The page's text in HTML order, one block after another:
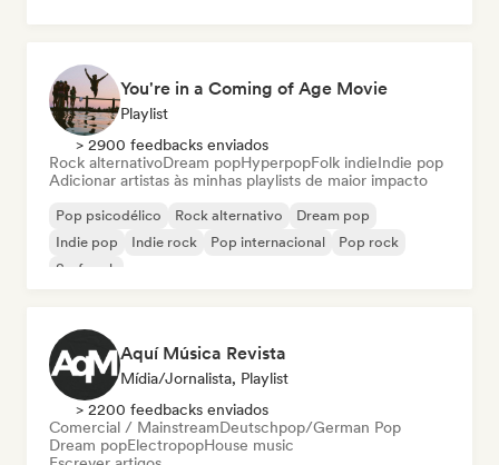
You're in a Coming of Age Movie
Playlist
> 2900 feedbacks enviados
Rock alternativoDream popHyperpopFolk indieIndie pop
Adicionar artistas às minhas playlists de maior impacto
Pop psicodélico Rock alternativo
Dream pop
Indie pop
Indie rock Pop internacional
Pop rock
Surf rock
Aquí Música Revista
Mídia/Jornalista, Playlist
> 2200 feedbacks enviados
Comercial / MainstreamDeutschpop/German Pop
Dream popElectropopHouse music